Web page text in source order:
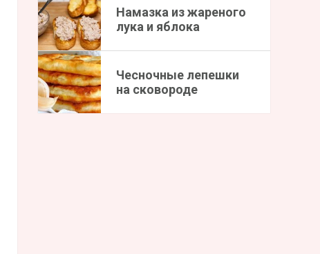
Намазка из жареного
лука и яблока
Чесночные лепешки
на сковороде